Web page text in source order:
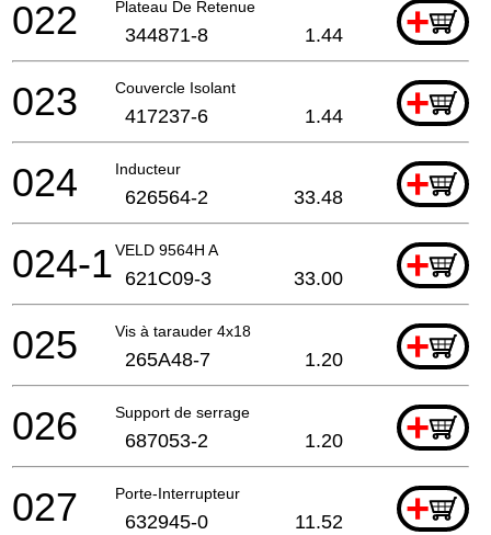
Plateau De Retenue +
022 344871-8 1.44
Couvercle Isolant +
023 417237-6 1.44
Inducteur +
024 626564-2 33.48
VELD 9564H A +
024-1 621C09-3 33.00
Vis à tarauder 4x18 +
025 265A48-7 1.20
Support de serrage +
026 687053-2 1.20
Porte-Interrupteur +
027 632945-0 11.52